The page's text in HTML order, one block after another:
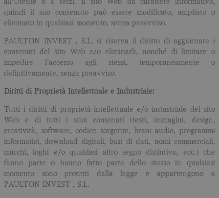
all’Utente o a terzi. Il sito Web ha carattere informativo,
quindi il suo contenuto può essere modificato, ampliato o
eliminato in qualsiasi momento, senza preavviso.
PAULTON INVEST , S.L. si riserva il diritto di aggiornare i
contenuti del sito Web e/o eliminarli, nonché di limitare o
impedire l’accesso agli stessi, temporaneamente o
definitivamente, senza preavviso.
Diritti di Proprietà Intellettuale e Industriale:
Tutti i diritti di proprietà intellettuale e/o industriale del sito
Web e di tutti i suoi contenuti (testi, immagini, design,
creatività, software, codice sorgente, brani audio, programmi
informatici, download digitali, basi di dati, nomi commerciali,
marchi, loghi e/o qualsiasi altro segno distintivo, ecc.) che
fanno parte o hanno fatto parte dello stesso in qualsiasi
momento sono protetti dalla legge e appartengono a
PAULTON INVEST , S.L.